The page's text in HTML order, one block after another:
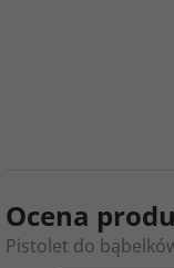
Ocena
Pistolet do